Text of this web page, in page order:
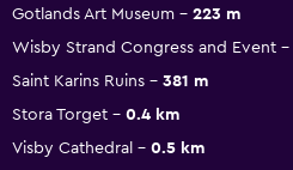
Gotlands Art Museum
223 m
Wisby Strand Congress and Event
Saint Karins Ruins
381 m
Stora Torget
0.4 km
Visby Cathedral
0.5 km